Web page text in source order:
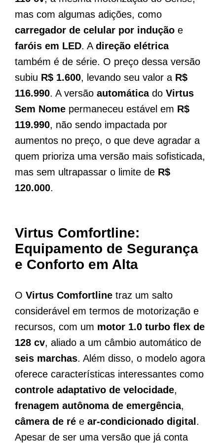
mas com algumas adições, como
carregador de celular por indução e
faróis em LED. A direção elétrica
também é de série. O preço dessa versão
subiu R$ 1.600, levando seu valor a R$
116.990. A versão automáticado Virtus
Sem Nome permaneceu estável em R$
119.990, não sendo impactada por
aumentos no preço, o que deve agradar a
quem prioriza uma versão mais sofisticada,
mas sem ultrapassar o limite de R$
120.000.
Virtus Comfortline:
Equipamento de Segurança
e Conforto em Alta
O Virtus Comfortline traz um salto
considerável em termos de motorização e
recursos, com um motor 1.0 turbo flex de
128 cv, aliado a um câmbio automático de
seis marchas. Além disso, o modelo agora
oferece características interessantes como
controle adaptativo de velocidade,
frenagem autônoma de emergência,
câmera de ré e ar-condicionado digital .
Apesar de ser uma versão que já conta